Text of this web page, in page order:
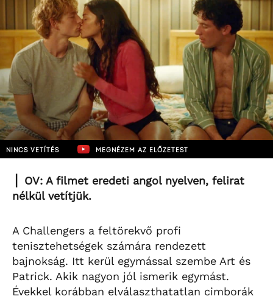
NINCS VETÍTÉS MEGNÉZEM AZ ELŐZETEST
⎪ OV: A filmet eredeti angol nyelven, felirat
nélkül vetítjük.
A Challengers a feltörekvő profi
tenisztehetségek számára rendezett
bajnokság. Itt kerül egymással szembe Art és
Patrick. Akik nagyon jól ismerik egymást.
Évekkel korábban elválaszthatatlan cimborák